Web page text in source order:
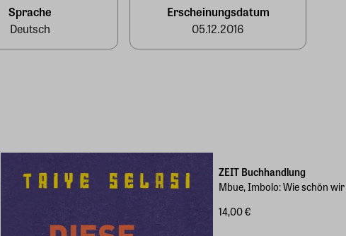
Sprache
Deutsch
Erscheinungsdatum
05.12.2016
ZEIT Buchhandlung
Mbue, Imbolo: Wie schön
14,00 €